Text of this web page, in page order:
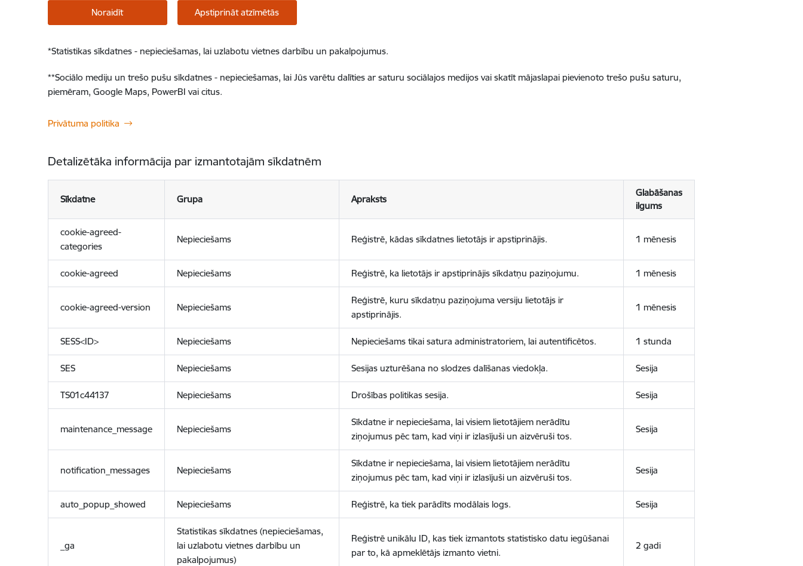
Noraidīt Apstiprināt atzīmētās
*Statistikas sīkdatnes - nepieciešamas, lai uzlabotu vietnes darbību un pakalpojumus.
**Sociālo mediju un trešo pušu sīkdatnes - nepieciešamas, lai Jūs varētu dalīties ar saturu sociālajos medijos vai skatīt mājaslapai pievienoto trešo pušu saturu,
piemēram, Google Maps, PowerBI vai citus.
Privātuma politika
Detalizētāka informācija par izmantotajām sīkdatnēm
Sīkdatne Grupa Apraksts
Glabāšanas
ilgums
cookie-agreed-
categories
Nepieciešams Reģistrē, kādas sīkdatnes lietotājs ir apstiprinājis. 1 mēnesis
cookie-agreed Nepieciešams Reģistrē, ka lietotājs ir apstiprinājis sīkdatņu paziņojumu. 1 mēnesis
cookie-agreed-version Nepieciešams
Reģistrē, kuru sīkdatņu paziņojuma versiju lietotājs ir
apstiprinājis.
1 mēnesis
SESS<ID> Nepieciešams Nepieciešams tikai satura administratoriem, lai autentificētos. 1 stunda
SES Nepieciešams Sesijas uzturēšana no slodzes dalīšanas viedokļa. Sesija
TS01c44137 Nepieciešams Drošības politikas sesija. Sesija
maintenance_message Nepieciešams
Sīkdatne ir nepieciešama, lai visiem lietotājiem nerādītu
ziņojumus pēc tam, kad viņi ir izlasījuši un aizvēruši tos.
Sesija
notification_messages Nepieciešams
Sīkdatne ir nepieciešama, lai visiem lietotājiem nerādītu
ziņojumus pēc tam, kad viņi ir izlasījuši un aizvēruši tos.
Sesija
auto_popup_showed Nepieciešams Reģistrē, ka tiek parādīts modālais logs. Sesija
_ga
Statistikas sīkdatnes (nepieciešamas,
lai uzlabotu vietnes darbību un
pakalpojumus)
Reģistrē unikālu ID, kas tiek izmantots statistisko datu iegūšanai
par to, kā apmeklētājs izmanto vietni.
2 gadi